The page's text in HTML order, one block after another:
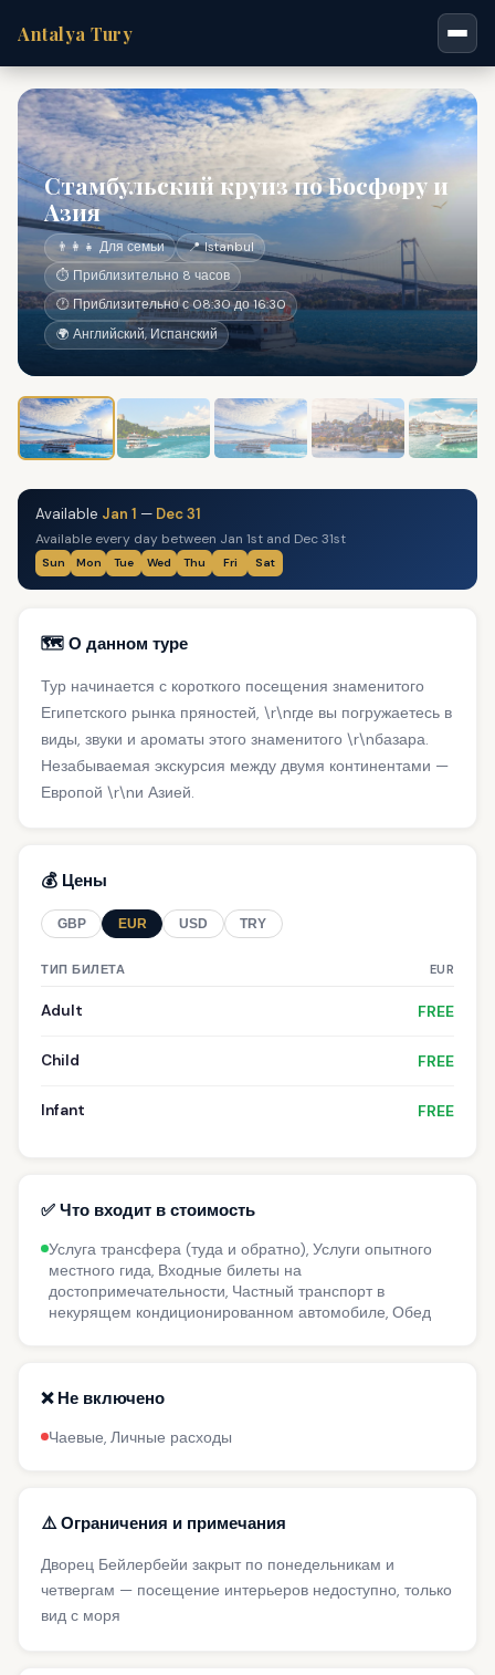
Antalya Tury
Стамбульский круиз по Босфору и
Азия
👨‍👩‍👧 Для семьи
📍 Istanbul
⏱ Приблизительно 8 часов
🕐 Приблизительно с 08:30 до 16:30
🌍 Английский, Испанский
Available Jan 1 — Dec 31
Available every day between Jan 1st and Dec 31st
Sun Mon Tue Wed Thu Fri Sat
🗺️ О данном туре
Тур начинается с короткого посещения знаменитого
Египетского рынка пряностей, \r\nгде вы погружаетесь в
виды, звуки и ароматы этого знаменитого \r\nбазара.
Незабываемая экскурсия между двумя континентами —
Европой \r\nи Азией.
💰 Цены
GBP EUR USD TRY
ТИП БИЛЕТА EUR
Adult FREE
Child FREE
Infant FREE
✅ Что входит в стоимость
Услуга трансфера (туда и обратно), Услуги опытного
местного гида, Входные билеты на
достопримечательности, Частный транспорт в
некурящем кондиционированном автомобиле, Обед
❌ Не включено
Чаевые, Личные расходы
⚠️ Ограничения и примечания
Дворец Бейлербейи закрыт по понедельникам и
четвергам — посещение интерьеров недоступно, только
вид с моря